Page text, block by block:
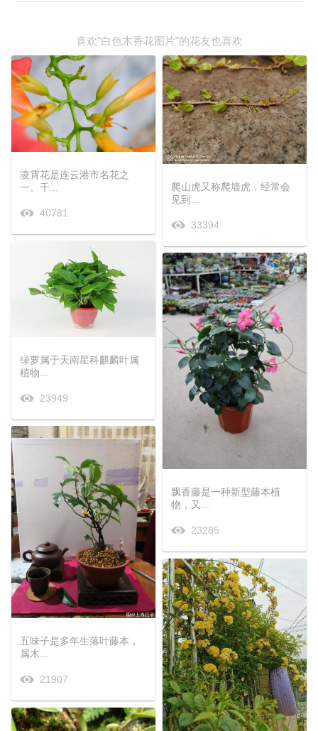
喜欢"白色木香花图片"的花友也喜欢
凌霄花是连云港市名花之
一。千...
40781
爬山虎又称爬墙虎，经常会
见到...
33394
绿萝属于天南星科麒麟叶属
植物...
23949
飘香藤是一种新型藤本植
物，又...
23285
五味子是多年生落叶藤本，
属木...
21907